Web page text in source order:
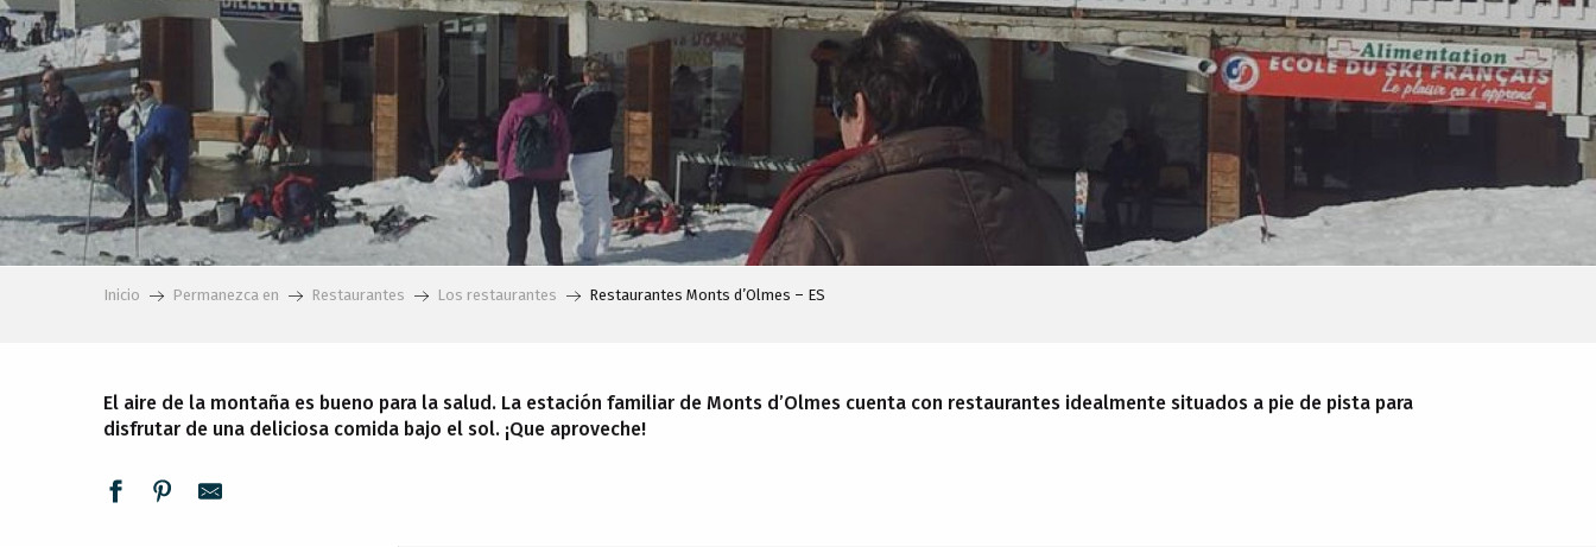
Inicio Permanezca en Restaurantes Los restaurantes Restaurantes Monts d’Olmes – ES
El aire de la montaña es bueno para la salud. La estación familiar de Monts d’Olmes cuenta con restaurantes idealmente situados a pie de pista para
disfrutar de una deliciosa comida bajo el sol. ¡Que aproveche!